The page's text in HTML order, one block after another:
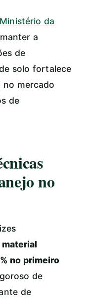
Ministério da
a
de
solo fortalece
mercado
de
no
no primeiro
de
de